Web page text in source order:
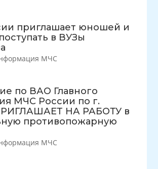
приглашает юношей и
в ВУЗы
МЧС
по ВАО Главного
МЧС России по г.
НА РАБОТУ в
противопожарную
МЧС